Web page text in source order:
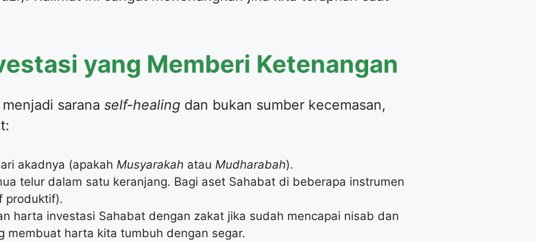
yang Memberi Ketenangan
sarana self-healing dan bukan sumber kecemasan,
akadnya (apakah Musyarakah atau Mudharabah).
telur dalam satu keranjang. Bagi aset Sahabat di beberapa instrumen
produktif).
harta investasi Sahabat dengan zakat jika sudah mencapai nisab dan
membuat harta kita tumbuh dengan segar.